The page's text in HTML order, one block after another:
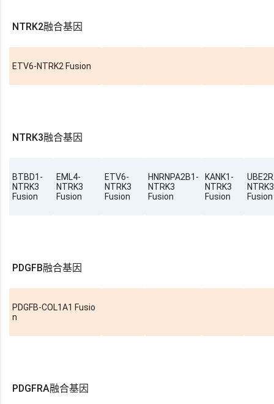
NTRK2融合基因
ETV6-NTRK2 Fusion
NTRK3融合基因
BTBD1-
NTRK3
Fusion
EML4-
NTRK3
Fusion
ETV6-
NTRK3
Fusion
HNRNPA2B1-
NTRK3
Fusion
KANK1-
NTRK3
Fusion
NTRK3
Fusion
PDGFB融合基因
PDGFB-COL1A1 Fusio
n
PDGFRA融合基因